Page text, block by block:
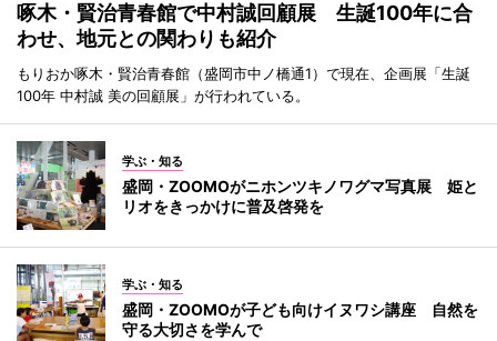
啄木・賢治青春館で中村誠回顧展 生誕100年に合
わせ、地元との関わりも紹介
もりおか啄木・賢治青春館（盛岡市中ノ橋通1）で現在、企画展「生誕
100年 中村誠 美の回顧展」が行われている。
学ぶ・知る
盛岡・ZOOMOがニホンツキノワグマ写真展 姫と
リオをきっかけに普及啓発を
学ぶ・知る
盛岡・ZOOMOが子ども向けイヌワシ講座 自然を
守る大切さを学んで